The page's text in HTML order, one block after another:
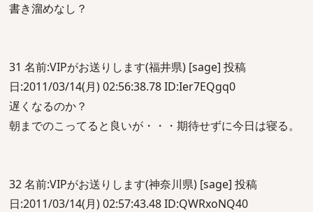
書き溜めなし？
31 名前:VIPがお送りします(福井県) [sage] 投稿
日:2011/03/14(月) 02:56:38.78 ID:Ier7EQgq0
遅くなるのか？
朝までのこってると良いが・・・期待せずに今日は寝る。
32 名前:VIPがお送りします(神奈川県) [sage] 投稿
日:2011/03/14(月) 02:57:43.48 ID:QWRxoNQ40